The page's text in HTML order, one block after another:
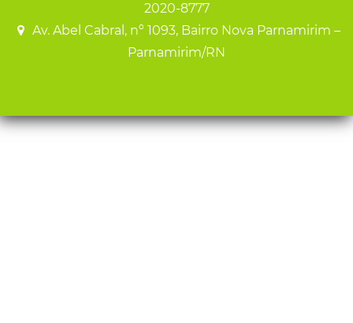
2020-8777
Av. Abel Cabral, nº 1093, Bairro Nova Parnamirim –
Parnamirim/RN